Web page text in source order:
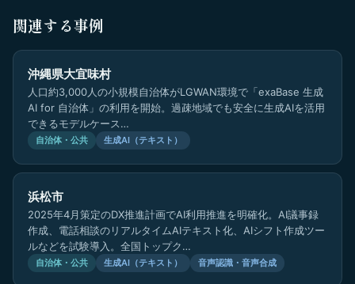
関連する事例
沖縄県大宜味村
人口約3,000人の小規模自治体がLGWAN環境で「exaBase 生成
AI for 自治体」の利用を開始。過疎地域でも安全に生成AIを活用
できるモデルケース…
自治体・公共 生成AI（テキスト）
浜松市
2025年4月策定のDX推進計画でAI利用推進を明確化。AI議事録
作成、電話相談のリアルタイムAIテキスト化、AIシフト作成ツー
ルなどを試験導入。全国トップク…
自治体・公共 生成AI（テキスト） 音声認識・音声合成